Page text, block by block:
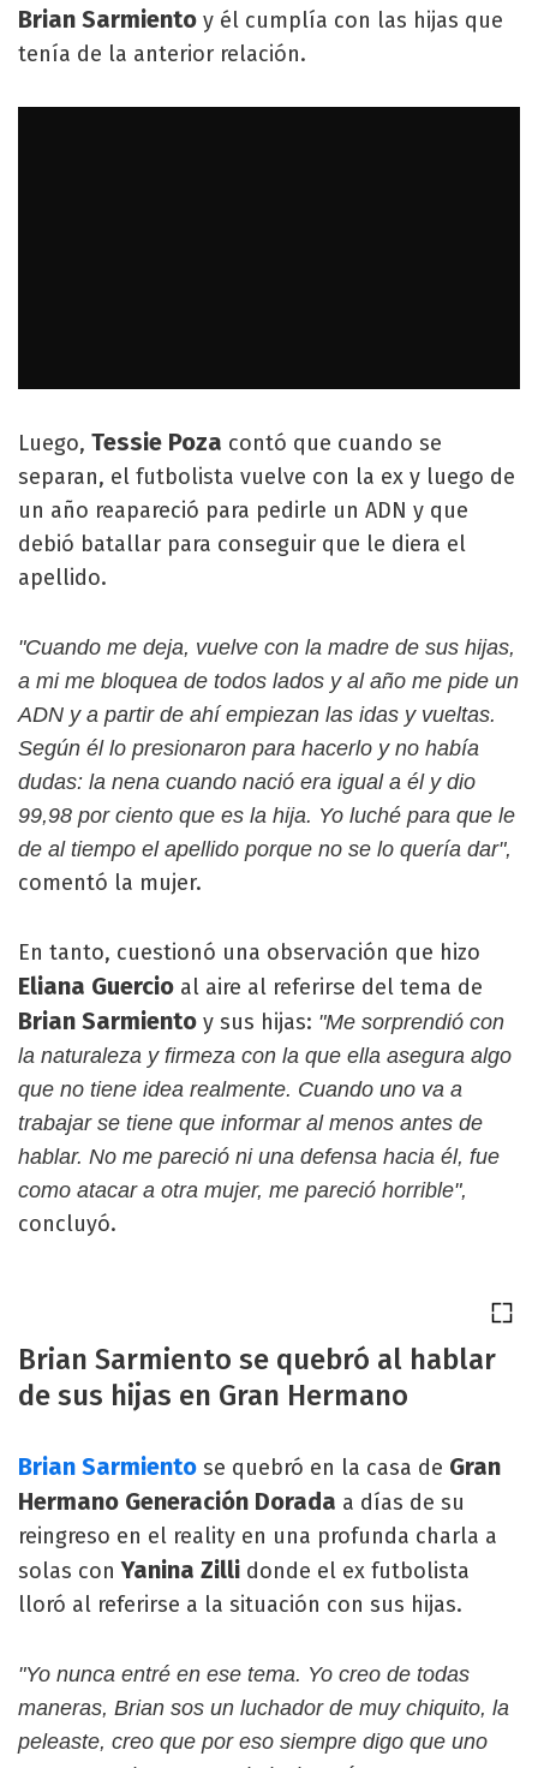
Brian Sarmiento y él cumplía con las hijas que
tenía de la anterior relación.
Luego, Tessie Poza contó que cuando se
separan, el futbolista vuelve con la ex y luego de
un año reapareció para pedirle un ADN y que
debió batallar para conseguir que le diera el
apellido.
"Cuando me deja, vuelve con la madre de sus hijas,
a mi me bloquea de todos lados y al año me pide un
ADN y a partir de ahí empiezan las idas y vueltas.
Según él lo presionaron para hacerlo y no había
dudas: la nena cuando nació era igual a él y dio
99,98 por ciento que es la hija. Yo luché para que le
de al tiempo el apellido porque no se lo quería dar",
comentó la mujer.
En tanto, cuestionó una observación que hizo
Eliana Guercio al aire al referirse del tema de
Brian Sarmiento y sus hijas: "Me sorprendió con
la naturaleza y firmeza con la que ella asegura algo
que no tiene idea realmente. Cuando uno va a
trabajar se tiene que informar al menos antes de
hablar. No me pareció ni una defensa hacia él, fue
como atacar a otra mujer, me pareció horrible",
concluyó.
Brian Sarmiento se quebró al hablar
de sus hijas en Gran Hermano
Brian Sarmiento se quebró en la casa de Gran
Hermano Generación Dorada a días de su
reingreso en el reality en una profunda charla a
solas conYanina Zilli donde el ex futbolista
lloró al referirse a la situación con sus hijas.
"Yo nunca entré en ese tema. Yo creo de todas
maneras, Brian sos un luchador de muy chiquito, la
peleaste, creo que por eso siempre digo que uno